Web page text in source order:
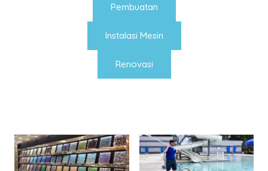
Pembuatan
Instalasi Mesin
Renovasi